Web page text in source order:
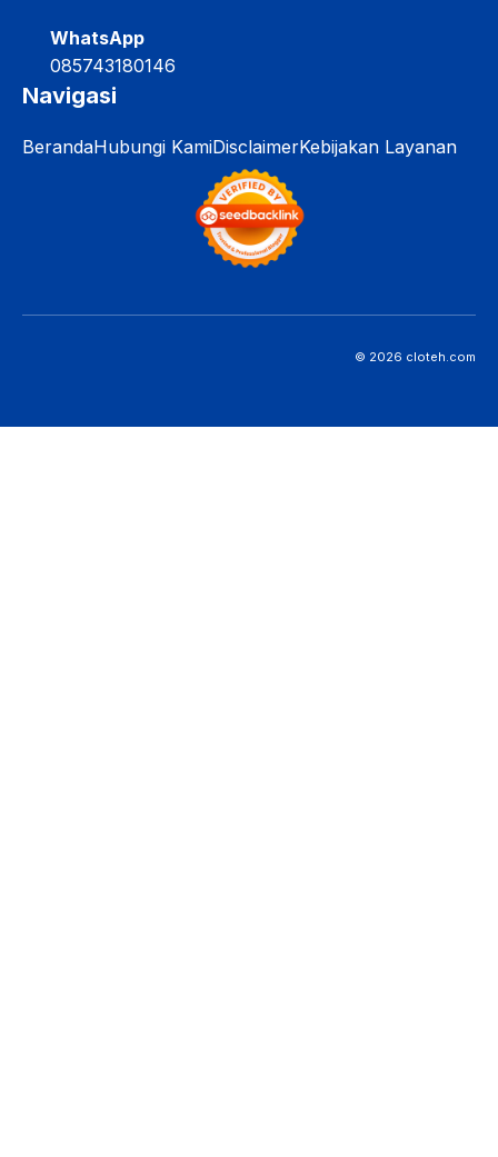
WhatsApp
085743180146
Navigasi
BerandaHubungi KamiDisclaimerKebijakan Layanan
© 2026 cloteh.com